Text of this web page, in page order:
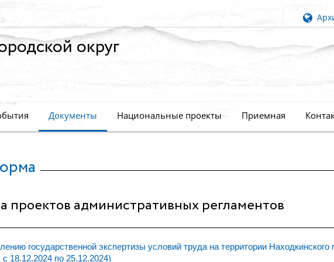
округ
Документы Национальные проекты Приемная
проектов административных регламентов
государственной экспертизы условий труда на территории Находкинского
18.12.2024 по 25.12.2024)